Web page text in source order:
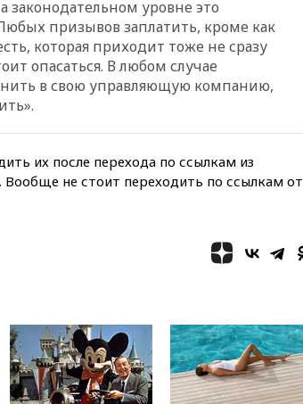
находится при смерти
08:22 В Екатеринбурге
атакован склад Wildberries
07:52 В Таиланде ученик
километрах от Ванкувера
привел к эвакуации жителей
вреде психическому
здоровью детей
04:00
Суд взыскал почти 5 млн
рублей в пользу семьи
отравившегося в детсаду
мальчика
законодательном уровне это
призывов заплатить, кроме как
которая приходит тоже не сразу
опасаться. В любом случае
в свою управляющую компанию,
их после перехода по ссылкам из
не стоит переходить по ссылкам от